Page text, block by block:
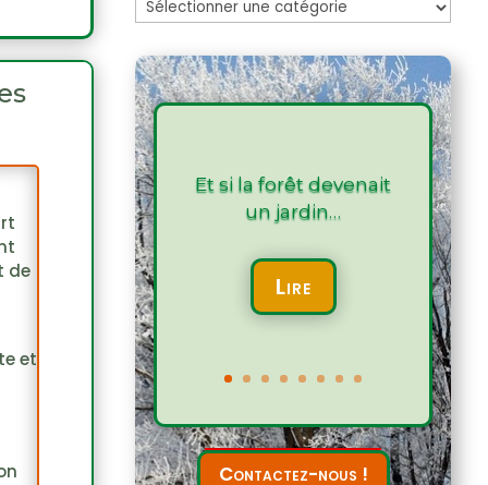
de
et
Et si la forêt devenait
un jardin…
Lire
Contactez-nous !